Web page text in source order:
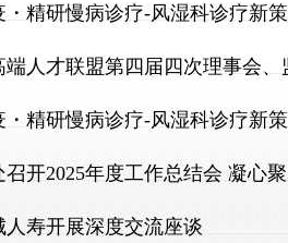
・精研慢病诊疗-风湿科诊疗新
人才联盟第四届四次理事会
・精研慢病诊疗-风湿科诊疗新
开2025年度工作总结会 凝心
寿开展深度交流座谈